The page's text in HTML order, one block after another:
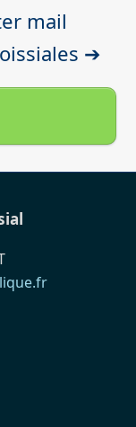
mail
➔